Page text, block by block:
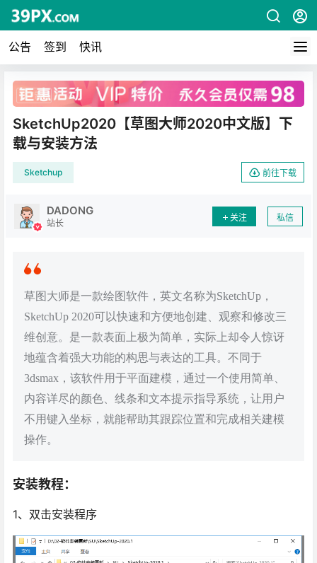
公告 签到 快讯
广告
SketchUp2020【草图大师2020中文版】下
载与安装方法
Sketchup 前往下载
DADONG
站长
关注 私信
草图大师是一款绘图软件，英文名称为SketchUp，
SketchUp 2020可以快速和方便地创建、观察和修改三
维创意。是一款表面上极为简单，实际上却令人惊讶
地蕴含着强大功能的构思与表达的工具。不同于
3dsmax，该软件用于平面建模，通过一个使用简单、
内容详尽的颜色、线条和文本提示指导系统，让用户
不用键入坐标，就能帮助其跟踪位置和完成相关建模
操作。
安装教程：
1、双击安装程序